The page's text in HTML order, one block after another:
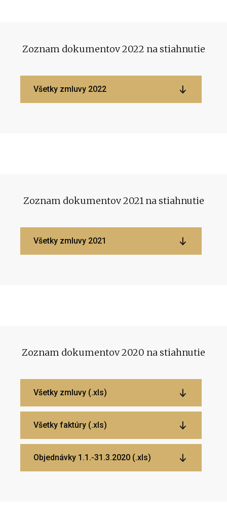
Zoznam dokumentov 2022 na stiahnutie
Všetky zmluvy 2022
Zoznam dokumentov 2021 na stiahnutie
Všetky zmluvy 2021
Zoznam dokumentov 2020 na stiahnutie
Všetky zmluvy (.xls)
Všetky faktúry (.xls)
Objednávky 1.1.-31.3.2020 (.xls)